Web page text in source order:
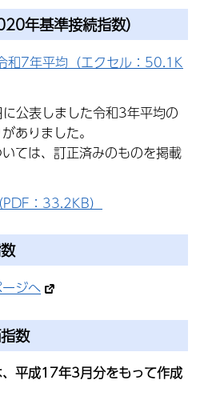
年基準接続指数）
和7年平均（エクセル：50.1K
公表しました令和3年平均の
ありました。
ては、訂正済みのものを掲載
：33.2KB）
ジへ
数
平成17年3月分をもって作成